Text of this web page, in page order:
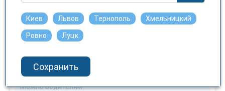
По назначению врача
Можно аллергикам
Нет
Можно диабетикам
Можно
Можно водителям
Киев Львов Тернополь Хмельницкий
Ровно Луцк
Сохранить